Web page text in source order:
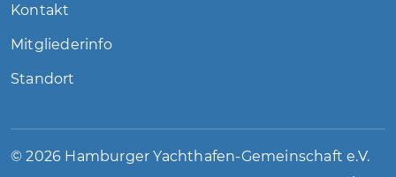
Kontakt
Mitgliederinfo
Standort
©2026 Hamburger Yachthafen-Gemeinschaft e.V.